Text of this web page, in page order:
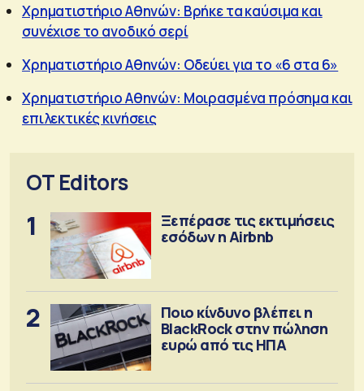
Χρηματιστήριο Αθηνών: Βρήκε τα καύσιμα και
συνέχισε το ανοδικό σερί
Χρηματιστήριο Αθηνών: Οδεύει για το «6 στα 6»
Χρηματιστήριο Αθηνών: Μοιρασμένα πρόσημα και
επιλεκτικές κινήσεις
OT Editors
1
Ξεπέρασε τις εκτιμήσεις
εσόδων η Airbnb
2
Ποιο κίνδυνο βλέπει η
BlackRock στην πώληση
ευρώ από τις ΗΠΑ